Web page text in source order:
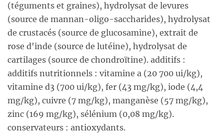
(téguments et graines), hydrolysat de levures
(source de mannan-oligo-saccharides), hydrolysat
de crustacés (source de glucosamine), extrait de
rose d'inde (source de lutéine), hydrolysat de
cartilages (source de chondroïtine). additifs :
additifs nutritionnels : vitamine a (20 700 ui/kg),
vitamine d3 (700 ui/kg), fer (43 mg/kg), iode (4,4
mg/kg), cuivre (7 mg/kg), manganèse (57 mg/kg),
zinc (169 mg/kg), sélénium (0,08 mg/kg).
conservateurs : antioxydants.